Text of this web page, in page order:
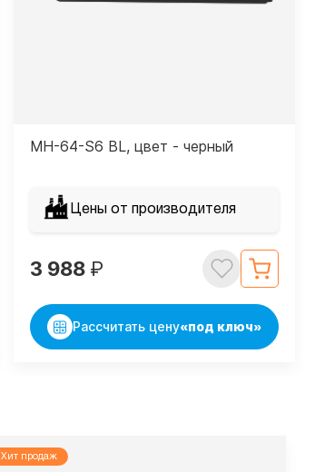
MH-64-S6 BL, цвет - черный
Цены от производителя
3 988 ₽
Рассчитать цену«под ключ»
Хит продаж